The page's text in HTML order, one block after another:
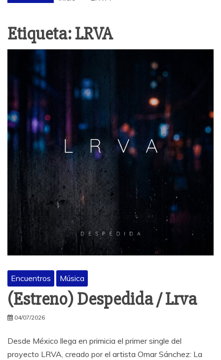
Etiqueta:LRVA
Encuentros Música
(Estreno) Despedida / Lrva
04/07/2026
Desde México llega en primicia el primer single del
proyecto LRVA, creado por el artista Omar Sánchez: La